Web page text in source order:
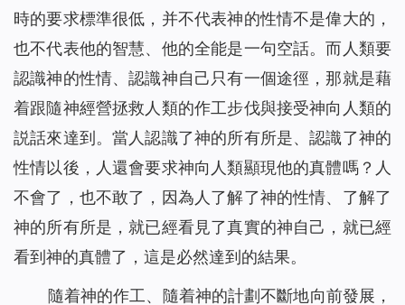
時的要求標準很低，并不代表神的性情不是偉大的，
也不代表他的智慧、他的全能是一句空話。而人類要
認識神的性情、認識神自己只有一個途徑，那就是藉
着跟隨神經營拯救人類的作工步伐與接受神向人類的
説話來達到。當人認識了神的所有所是、認識了神的
性情以後，人還會要求神向人類顯現他的真體嗎？人
不會了，也不敢了，因為人了解了神的性情、了解了
神的所有所是，就已經看見了真實的神自己，就已經
看到神的真體了，這是必然達到的結果。
隨着神的作工、隨着神的計劃不斷地向前發展，